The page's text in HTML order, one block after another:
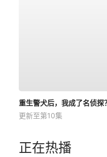
重生警犬后，我成了名侦探？
更新至第10集
正在热播